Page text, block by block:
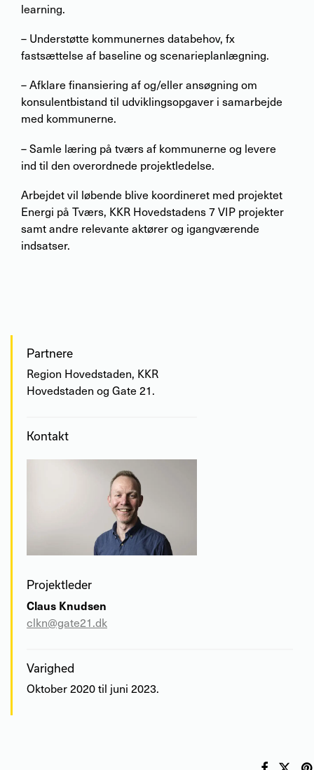
learning.
– Understøtte kommunernes databehov, fx
fastsættelse af baseline og scenarieplanlægning.
– Afklare finansiering af og/eller ansøgning om
konsulentbistand til udviklingsopgaver i samarbejde
med kommunerne.
– Samle læring på tværs af kommunerne og levere
ind til den overordnede projektledelse.
Arbejdet vil løbende blive koordineret med projektet
Energi på Tværs, KKR Hovedstadens 7 VIP projekter
samt andre relevante aktører og igangværende
indsatser.
Partnere
Region Hovedstaden, KKR
Hovedstaden og Gate 21.
Kontakt
Projektleder
Claus Knudsen
clkn@gate21.dk
Varighed
Oktober 2020 til juni 2023.